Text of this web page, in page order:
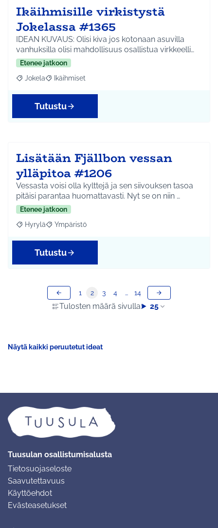
Ikäihmisille virkistystä
Jokelassa #1365
IDEAN KUVAUS: Olisi kiva jos kotonaan asuvilla
vanhuksilla olisi mahdollisuus osallistua virkkeelli…
Etenee jatkoon
Rajaa tulokset aihepiirin mukaan: Jokela
Jokela Rajaa tulokset teeman mukaan: Ikäihmiset
Ikäihmiset
Tutustu
Lisätään Fjällbon vessan
ylläpitoa #1206
Vessasta voisi olla kylttejä ja sen siivouksen tasoa
pitäisi parantaa huomattavasti. Nyt se on niin …
Etenee jatkoon
Rajaa tulokset aihepiirin mukaan: Hyrylä
Hyrylä Rajaa tulokset teeman mukaan: Ympäristö
Ympäristö
Tutustu
Tulosten määrä sivulla: 25
1 2 3 4 … 14
Näytä kaikki peruutetut ideat
Tuusulan osallistumisalusta
Tietosuojaseloste
Saavutettavuus
Käyttöehdot
Evästeasetukset